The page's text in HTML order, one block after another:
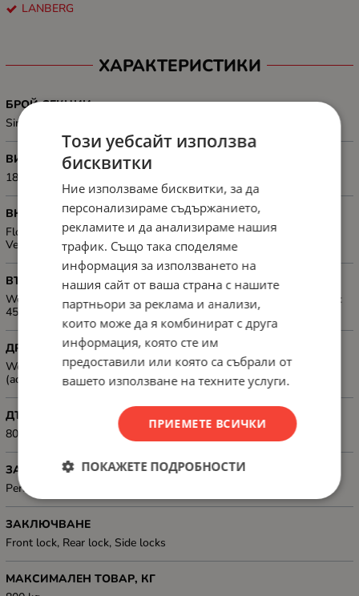
LANBERG
ХАРАКТЕРИСТИКИ
БРОЙ СЕКЦИИ
Single-section
ВИСОЧИНА, MM
1876 mm
ВКЛЮЧЕНИ АКСЕСОАРИ
Floor panel: 4 castors with brake + adjustable legs, M6 screws,
Ventilation panel (4 fan's)
ВЪТРЕШНИ РАМЕРИ, ММ
Working depth: 720 mm; Internal width spacing between rack rails:
450 mm
ДРУГИ
Weatherproof rating: IP20; Cable entry panel: Top, Bottom
(adjustable)
ДЪЛБОЧИНА, ММ
800 mm
ЗАДЕН ПАНЕЛ
Perforation, 1 mm thickness
ЗАКЛЮЧВАНЕ
Front lock, Rear lock, Side locks
МАКСИМАЛЕН ТОВАР, КГ
Този уебсайт използва
бисквитки
Ние използваме бисквитки, за да
персонализираме съдържанието,
рекламите и да анализираме нашия
трафик. Също така споделяме
информация за използването на
нашия сайт от ваша страна с нашите
партньори за реклама и анализи,
които може да я комбинират с друга
информация, която сте им
предоставили или която са събрали от
вашето използване на техните услуги.
ПРИЕМЕТЕ ВСИЧКИ
ПОКАЖЕТЕ ПОДРОБНОСТИ